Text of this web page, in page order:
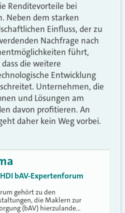
Renditevorteile bei
Neben dem starken
Einfluss, der zu
Nachfrage nach
führt,
die weitere
Entwicklung
Unternehmen, die
und Lösungen am
davon profitieren. An
daher kein Weg vorbei.
bAV-Expertenforum
gehört zu den
die Maklern zur
(bAV) hierzulande…